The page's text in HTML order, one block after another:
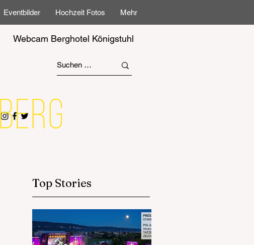
Eventbilder Hochzeit Fotos Mehr
Webcam Berghotel Königstuhl
Top Stories